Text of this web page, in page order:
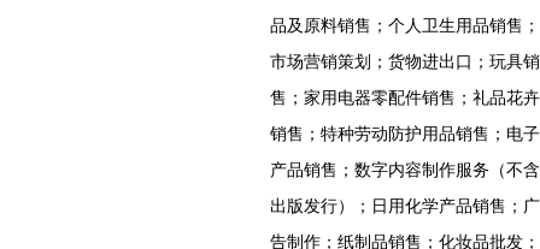
品及原料销售；个人卫生用品销售；
市场营销策划；货物进出口；玩具销
售；家用电器零配件销售；礼品花卉
销售；特种劳动防护用品销售；电子
产品销售；数字内容制作服务（不含
出版发行）；日用化学产品销售；广
告制作；纸制品销售；化妆品批发；